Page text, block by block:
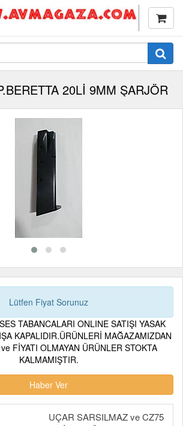
20Lİ 9MM ŞARJÖR
Lütfen Fiyat Sorunuz
TABANCALARI ONLINE SATIŞI YASAK
KAPALIDIR.ÜRÜNLERİ MAĞAZAMIZDAN
FİYATI OLMAYAN ÜRÜNLER STOKTA
KALMAMIŞTIR.
Haber Ver
UÇAR SARSILMAZ ve CZ75